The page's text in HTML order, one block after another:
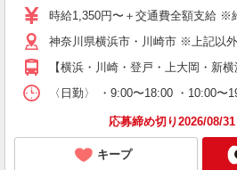
時給1,350円〜＋交通費全額支給 ※
神奈川県横浜市・川崎市 ※上記以
【横浜・川崎・登戸・上大岡・新
〈日勤〉 ・9:00〜18:00 ・10:00
応募締め切り2026/08/
キープ